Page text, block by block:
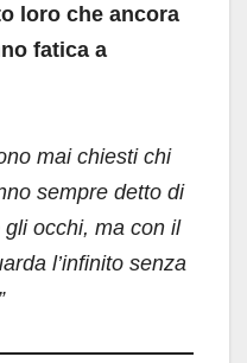
loro che ancora
fatica a
mai chiesti chi
sempre detto di
occhi, ma con il
l’infinito senza